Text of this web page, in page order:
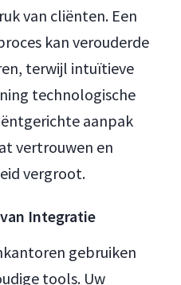
van cliënten. Een
kan verouderde
terwijl intuïtieve
technologische
aanpak
vertrouwen en
vergroot.
Integratie
gebruiken
tools. Uw